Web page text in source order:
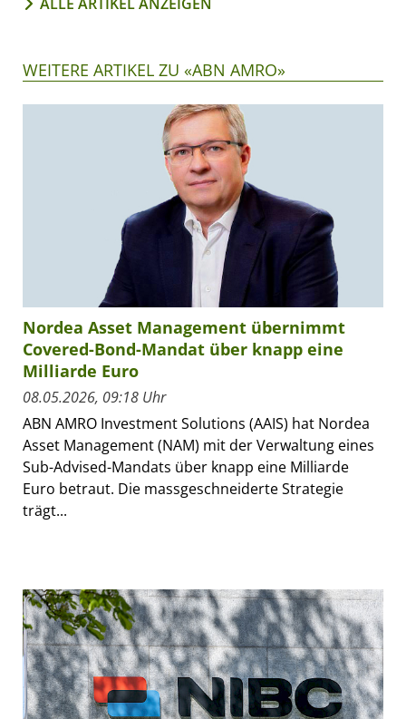
WEITERE ARTIKEL ZU «ABN AMRO»
Nordea Asset Management übernimmt
Covered-Bond-Mandat über knapp eine
Milliarde Euro
08.05.2026, 09:18 Uhr
ABN AMRO Investment Solutions (AAIS) hat Nordea
Asset Management (NAM) mit der Verwaltung eines
Sub-Advised-Mandats über knapp eine Milliarde
Euro betraut. Die massgeschneiderte Strategie
trägt...